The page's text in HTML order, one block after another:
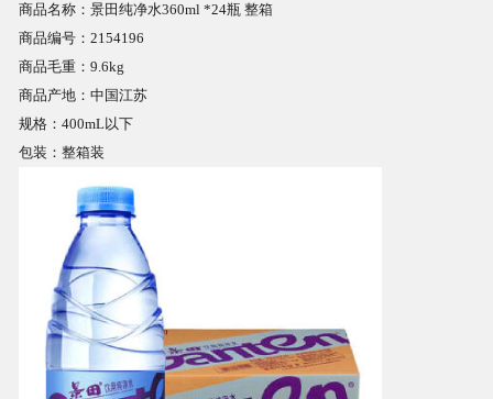
商品名称：景田纯净水360ml *24瓶 整箱
商品编号：2154196
商品毛重：9.6kg
商品产地：中国江苏
规格：400mL以下
包装：整箱装